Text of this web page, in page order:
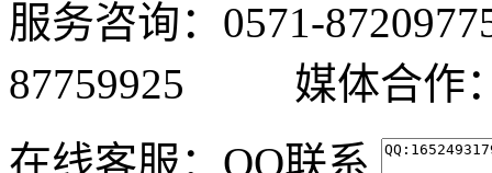
服务咨询：0571-
87759925 媒体合作：
在线客服： QQ联系